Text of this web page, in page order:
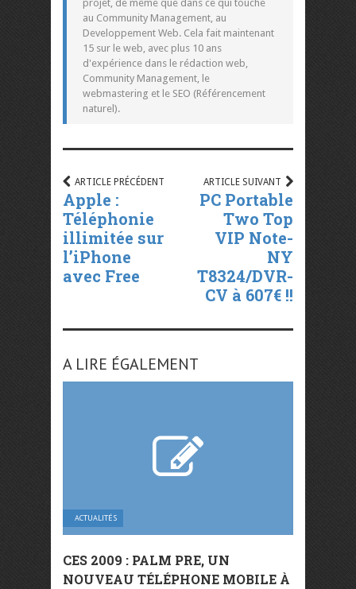
projet, de même que dans ce qui touche
au Community Management, au
Developpement Web. Cela fait maintenant
15 sur le web, avec plus 10 ans
d'expérience dans le rédaction web,
Community Management, le
webmastering et le SEO (Référencement
naturel).
ARTICLE PRÉCÉDENT
Apple :
Téléphonie
illimitée sur
l’iPhone
avec Free
ARTICLE SUIVANT
PC Portable
Two Top
VIP Note-
NY
T8324/DVR-
CV à 607€ !!
A LIRE ÉGALEMENT
ACTUALITÉS
CES 2009 : PALM PRE, UN
NOUVEAU TÉLÉPHONE MOBILE À